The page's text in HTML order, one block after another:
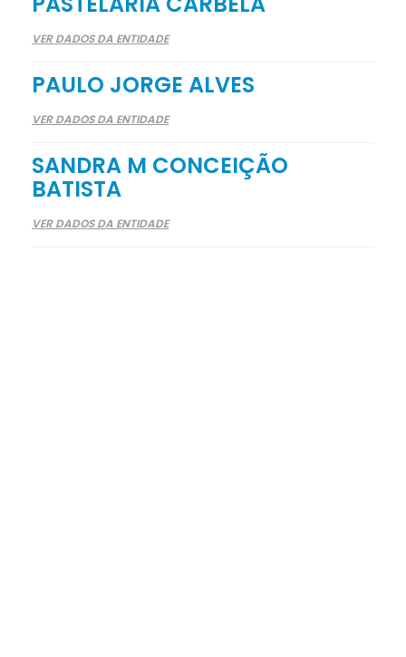
VER DADOS DA ENTIDADE
PAULO JORGE ALVES
VER DADOS DA ENTIDADE
SANDRA M CONCEIÇÃO
BATISTA
VER DADOS DA ENTIDADE